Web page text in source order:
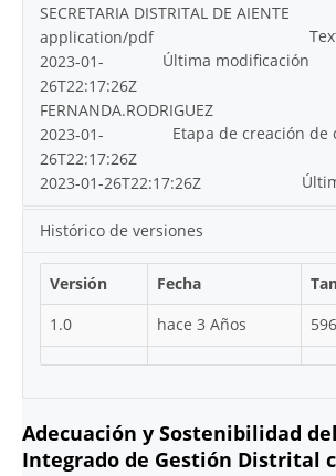
SECRETARIA DISTRITAL DE AIENTE
application/pdf
Última modificación
2023-01-
26T22:17:26Z
FERNANDA.RODRIGUEZ
Etapa de creación de
2023-01-
26T22:17:26Z
2023-01-26T22:17:26Z
Histórico de versiones
Versión Fecha
1.0
hace 3 Años
Adecuación y Sostenibilidad
Integrado de Gestión Distrital